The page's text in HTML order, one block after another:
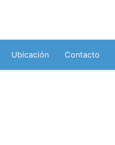
Ubicación Contacto